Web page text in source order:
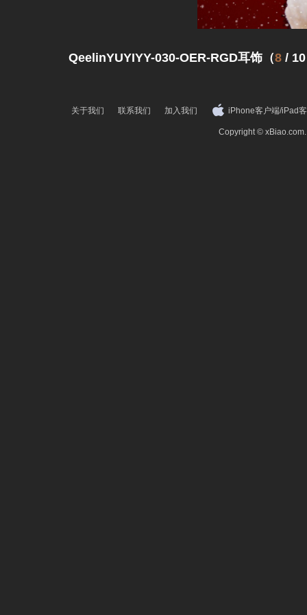
QeelinYUYIYY-030-OER-RGD耳饰（8 / 10
关于我们 联系我们 加入我们 iPhone客户端/iPad
Copyright ©